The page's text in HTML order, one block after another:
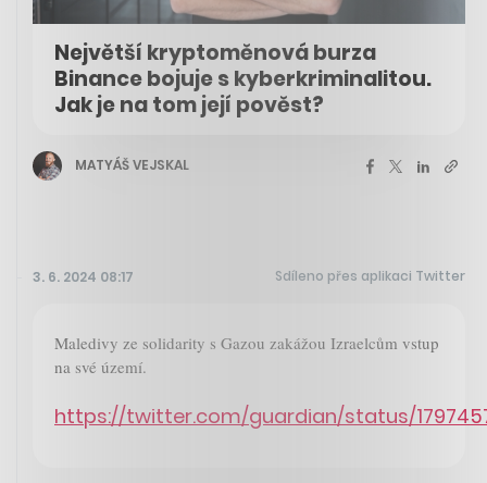
Největší kryptoměnová burza
Binance bojuje s kyberkriminalitou.
Jak je na tom její pověst?
MATYÁŠ VEJSKAL
3. 6. 2024 08:17 Sdíleno přes aplikaci Twitter
Maledivy ze solidarity s Gazou zakážou Izraelcům vstup
na své území.
https://twitter.com/guardian/status/